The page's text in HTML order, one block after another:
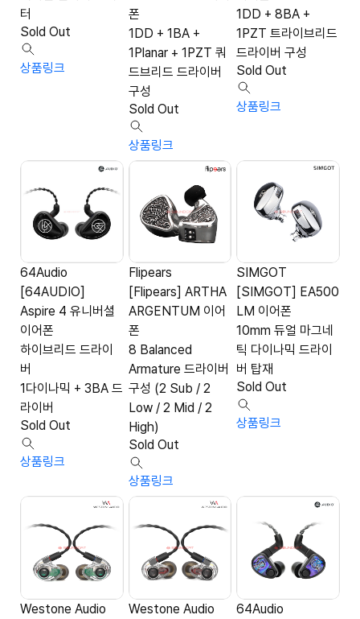
터
Sold Out
상품링크
폰
1DD + 1BA +
1Planar + 1PZT 쿼
드브리드 드라이버
구성
Sold Out
상품링크
1DD + 8BA +
1PZT 트라이브리드
드라이버 구성
Sold Out
상품링크
64Audio
[64AUDIO]
Aspire 4 유니버셜
이어폰
하이브리드 드라이
버
1다이나믹 + 3BA 드
라이버
Sold Out
상품링크
Flipears
[Flipears] ARTHA
ARGENTUM 이어
폰
8 Balanced
Armature 드라이버
구성 (2 Sub / 2
Low / 2 Mid / 2
High)
Sold Out
상품링크
SIMGOT
[SIMGOT] EA500
LM 이어폰
10mm 듀얼 마그네
틱 다이나믹 드라이
버 탑재
Sold Out
상품링크
Westone Audio
Westone Audio
64Audio